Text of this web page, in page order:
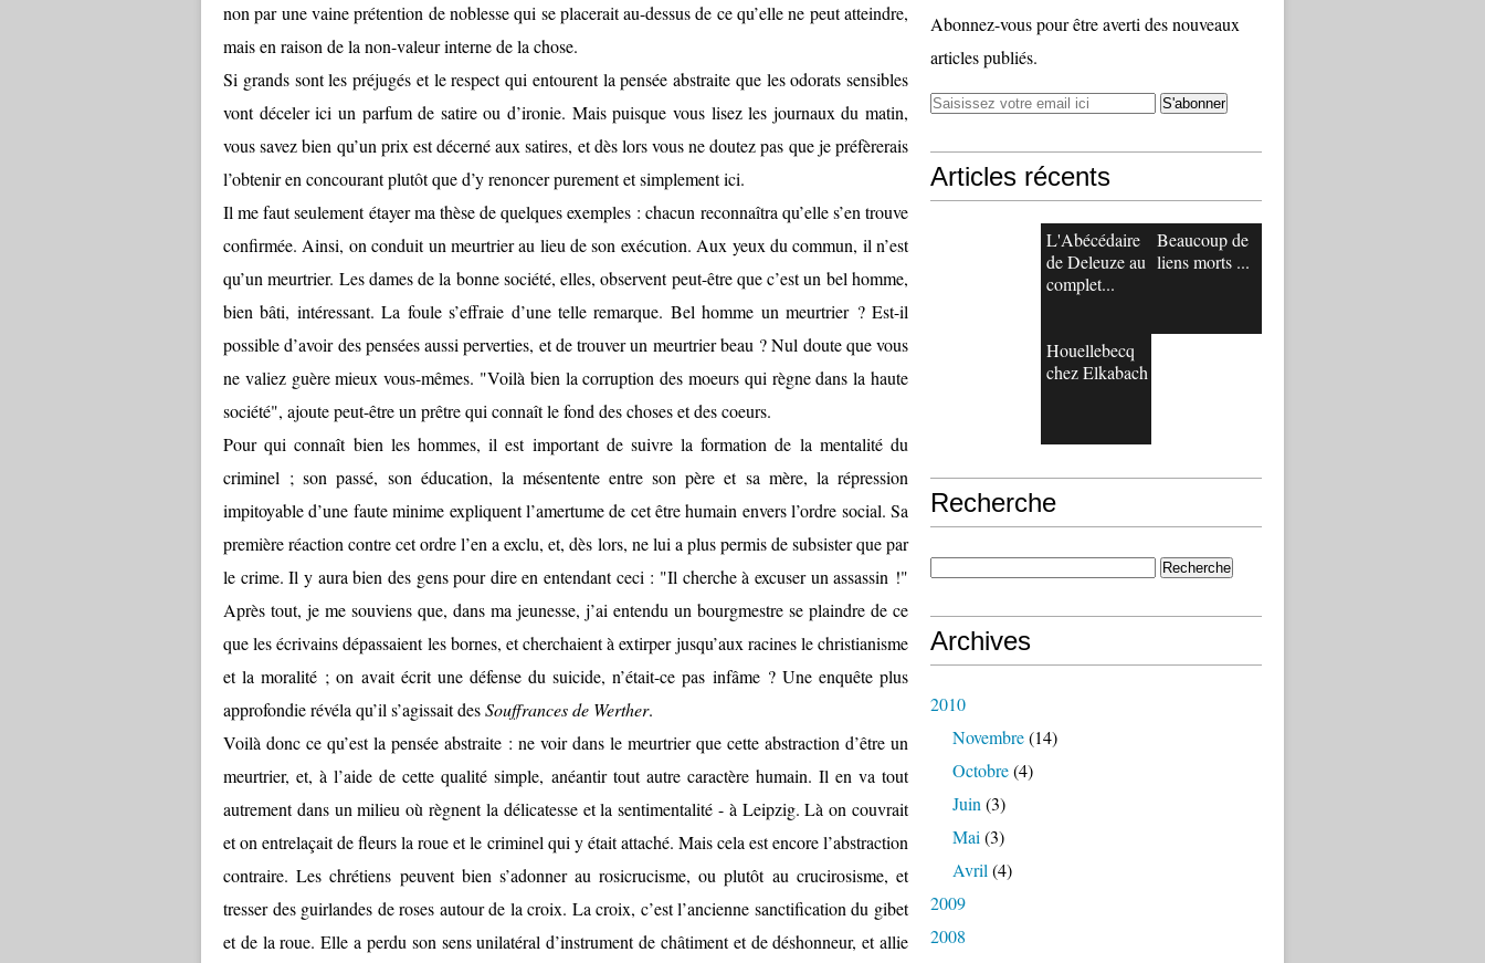
non par une vaine prétention de noblesse qui se placerait au-dessus de ce qu’elle ne peut atteindre,
mais en raison de la non-valeur interne de la chose.
Si grands sont les préjugés et le respect qui entourent la pensée abstraite que les odorats sensibles
vont déceler ici un parfum de satire ou d’ironie. Mais puisque vous lisez les journaux du matin,
vous savez bien qu’un prix est décerné aux satires, et dès lors vous ne doutez pas que je préfèrerais
l’obtenir en concourant plutôt que d’y renoncer purement et simplement ici.
Il me faut seulement étayer ma thèse de quelques exemples : chacun reconnaîtra qu’elle s’en trouve
confirmée. Ainsi, on conduit un meurtrier au lieu de son exécution. Aux yeux du commun, il n’est
qu’un meurtrier. Les dames de la bonne société, elles, observent peut-être que c’est un bel homme,
bien bâti, intéressant. La foule s’effraie d’une telle remarque. Bel homme un meurtrier ? Est-il
possible d’avoir des pensées aussi perverties, et de trouver un meurtrier beau ? Nul doute que vous
ne valiez guère mieux vous-mêmes. "Voilà bien la corruption des moeurs qui règne dans la haute
société", ajoute peut-être un prêtre qui connaît le fond des choses et des coeurs.
Pour qui connaît bien les hommes, il est important de suivre la formation de la mentalité du
criminel ; son passé, son éducation, la mésentente entre son père et sa mère, la répression
impitoyable d’une faute minime expliquent l’amertume de cet être humain envers l’ordre social. Sa
première réaction contre cet ordre l’en a exclu, et, dès lors, ne lui a plus permis de subsister que par
le crime. Il y aura bien des gens pour dire en entendant ceci : "Il cherche à excuser un assassin !"
Après tout, je me souviens que, dans ma jeunesse, j’ai entendu un bourgmestre se plaindre de ce
que les écrivains dépassaient les bornes, et cherchaient à extirper jusqu’aux racines le christianisme
et la moralité ; on avait écrit une défense du suicide, n’était-ce pas infâme ? Une enquête plus
approfondie révéla qu’il s’agissait desSouffrances de Werther.
Voilà donc ce qu’est la pensée abstraite : ne voir dans le meurtrier que cette abstraction d’être un
meurtrier, et, à l’aide de cette qualité simple, anéantir tout autre caractère humain. Il en va tout
autrement dans un milieu où règnent la délicatesse et la sentimentalité - à Leipzig. Là on couvrait
et on entrelaçait de fleurs la roue et le criminel qui y était attaché. Mais cela est encore l’abstraction
contraire. Les chrétiens peuvent bien s’adonner au rosicrucisme, ou plutôt au crucirosisme, et
tresser des guirlandes de roses autour de la croix. La croix, c’est l’ancienne sanctification du gibet
et de la roue. Elle a perdu son sens unilatéral d’instrument de châtiment et de déshonneur, et allie
Abonnez-vous pour être averti des nouveaux
articles publiés.
Articles récents
L'Abécédaire
de Deleuze au
complet...
Beaucoup de
liens morts ...
Houellebecq
chez Elkabach
Recherche
Archives
2010
Novembre(14)
Octobre(4)
Juin (3)
Mai (3)
Avril (4)
2009
2008